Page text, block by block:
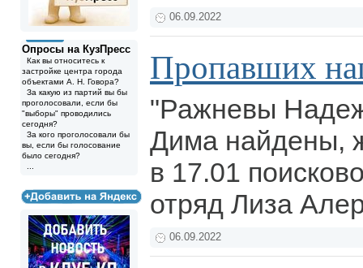
Опросы на КузПресс
Как вы относитесь к
застройке центра города
объектами А. Н. Говора?
За какую из партий вы бы
проголосовали, если бы
"выборы" проводились
сегодня?
За кого проголосовали бы
вы, если бы голосование
было сегодня?
06.09.2022
Пропавших
"Ражневы
Дима найдены,
в 17.01
отряд Лиза
06.09.2022